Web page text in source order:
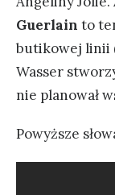
Guerlain to
butikowej linii
Wasser
nie planował
Powyższe